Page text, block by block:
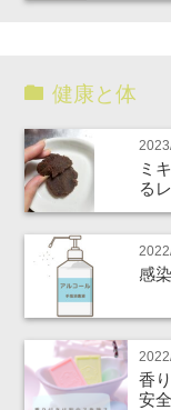
健康と体
ミ
る
感
香
安